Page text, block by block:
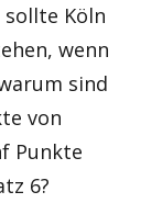
sollte Köln
wenn
sind
von
Punkte
6?